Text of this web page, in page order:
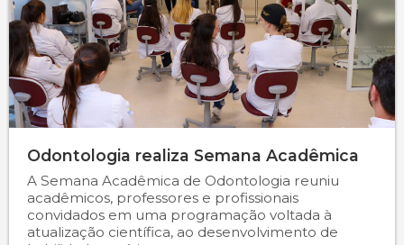
Odontologia realiza Semana Acadêmica
A Semana Acadêmica de Odontologia reuniu
acadêmicos, professores e profissionais
convidados em uma programação voltada à
atualização científica, ao desenvolvimento de